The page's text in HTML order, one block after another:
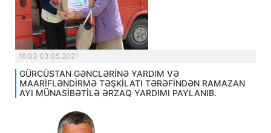
16:03 03.05.2021
GÜRCÜSTAN GƏNCLƏRİNƏ YARDIM VƏ
MAARİFLƏNDİRMƏ TƏŞKİLATI TƏRƏFİNDƏN RAMAZAN
AYI MÜNASİBƏTİLƏ ƏRZAQ YARDIMI PAYLANIB.